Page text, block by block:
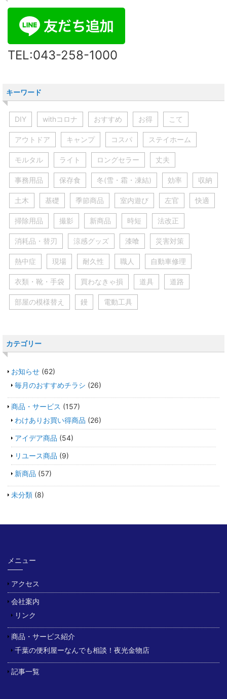
TEL:043-258-1000
キーワード
DIY withコロナ おすすめ お得 こて
アウトドア キャンプ コスパ ステイホーム
モルタル ライト ロングセラー 丈夫
事務用品 保存食 冬(雪・霜・凍結) 効率 収納
土木 基礎 季節商品 室内遊び 左官 快適
掃除用品 撮影 新商品 時短 法改正
消耗品・替刃 涼感グッズ 漆喰 災害対策
熱中症 現場 耐久性 職人 自動車修理
衣類・靴・手袋 買わなきゃ損 道具 道路
部屋の模様替え 鏝 電動工具
カテゴリー
お知らせ (62)
毎月のおすすめチラシ (26)
商品・サービス (157)
わけありお買い得商品 (26)
アイデア商品 (54)
リユース商品 (9)
新商品 (57)
未分類 (8)
メニュー
アクセス
会社案内
リンク
商品・サービス紹介
千葉の便利屋ーなんでも相談！夜光金物店
記事一覧